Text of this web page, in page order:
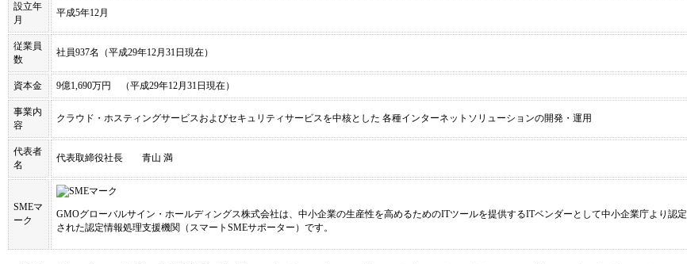
設立年
月
平成5年12月
従業員
数
社員937名（平成29年12月31日現在）
資本金 9億1,690万円 （平成29年12月31日現在）
事業内
容
クラウド・ホスティングサービスおよびセキュリティサービスを中核とした 各種インターネットソリューションの開発・運用
代表者
名
代表取締役社長 青山 満
SMEマ
ーク
GMOグローバルサイン・ホールディングス株式会社は、中小企業の生産性を高めるためのITツールを提供するITベンダーとして中小企業庁より認定
された認定情報処理支援機関（スマートSMEサポーター）です。